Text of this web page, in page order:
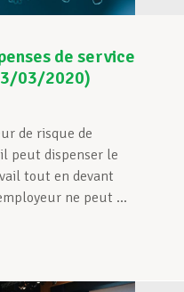
de service
03/2020)
de risque de
peut dispenser le
tout en devant
ne peut ...